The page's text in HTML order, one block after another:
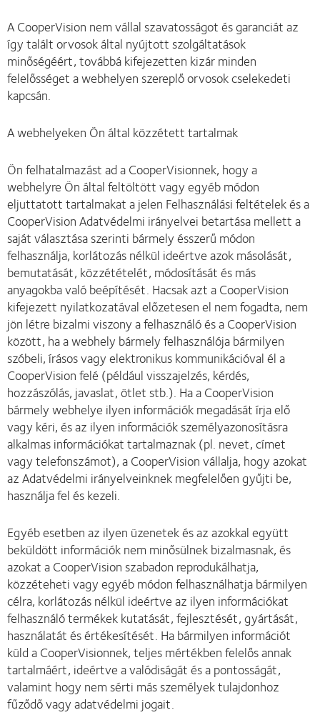
A CooperVision nem vállal szavatosságot és garanciát az
így talált orvosok által nyújtott szolgáltatások
minőségéért, továbbá kifejezetten kizár minden
felelősséget a webhelyen szereplő orvosok cselekedeti
kapcsán.
A webhelyeken Ön által közzétett tartalmak
Ön felhatalmazást ad a CooperVisionnek, hogy a
webhelyre Ön által feltöltött vagy egyéb módon
eljuttatott tartalmakat a jelen Felhasználási feltételek és a
CooperVision Adatvédelmi irányelvei betartása mellett a
saját választása szerinti bármely ésszerű módon
felhasználja, korlátozás nélkül ideértve azok másolását,
bemutatását, közzétételét, módosítását és más
anyagokba való beépítését. Hacsak azt a CooperVision
kifejezett nyilatkozatával előzetesen el nem fogadta, nem
jön létre bizalmi viszony a felhasználó és a CooperVision
között, ha a webhely bármely felhasználója bármilyen
szóbeli, írásos vagy elektronikus kommunikációval él a
CooperVision felé (például visszajelzés, kérdés,
hozzászólás, javaslat, ötlet stb.). Ha a CooperVision
bármely webhelye ilyen információk megadását írja elő
vagy kéri, és az ilyen információk személyazonosításra
alkalmas információkat tartalmaznak (pl. nevet, címet
vagy telefonszámot), a CooperVision vállalja, hogy azokat
az Adatvédelmi irányelveinknek megfelelően gyűjti be,
használja fel és kezeli.
Egyéb esetben az ilyen üzenetek és az azokkal együtt
beküldött információk nem minősülnek bizalmasnak, és
azokat a CooperVision szabadon reprodukálhatja,
közzéteheti vagy egyéb módon felhasználhatja bármilyen
célra, korlátozás nélkül ideértve az ilyen információkat
felhasználó termékek kutatását, fejlesztését, gyártását,
használatát és értékesítését. Ha bármilyen információt
küld a CooperVisionnek, teljes mértékben felelős annak
tartalmáért, ideértve a valódiságát és a pontosságát,
valamint hogy nem sérti más személyek tulajdonhoz
fűződő vagy adatvédelmi jogait.